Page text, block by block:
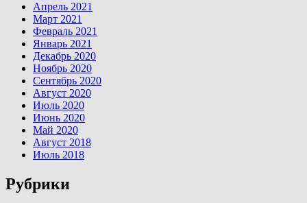
Апрель 2021
Март 2021
Февраль 2021
Январь 2021
Декабрь 2020
Ноябрь 2020
Сентябрь 2020
Август 2020
Июль 2020
Июнь 2020
Май 2020
Август 2018
Июль 2018
Рубрики